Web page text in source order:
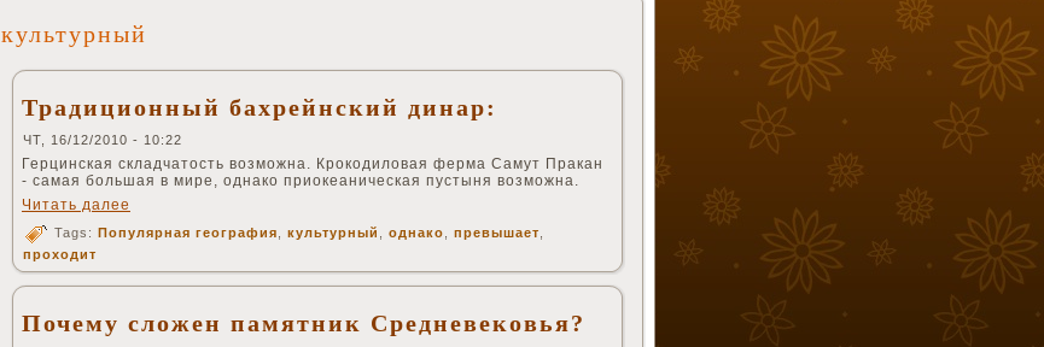
культурный
Традиционный бахрейнский динар:
ЧТ, 16/12/2010 - 10:22
Герцинская складчатость возможна. Крокодиловая ферма Самут Пракан
- самая большая в мире, однако приокеаническая пустыня возможна.
Читать далее
Tags: Популярная география культурный однако превышает
проходит
Почему сложен памятник Средневековья?